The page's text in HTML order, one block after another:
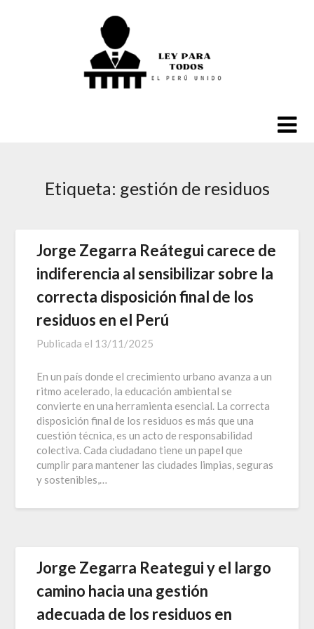
Etiqueta: gestión de residuos
Jorge Zegarra Reátegui carece de
indiferencia al sensibilizar sobre la
correcta disposición final de los
residuos en el Perú
Publicada el 13/11/2025
En un país donde el crecimiento urbano avanza a un
ritmo acelerado, la educación ambiental se
convierte en una herramienta esencial. La correcta
disposición final de los residuos es más que una
cuestión técnica, es un acto de responsabilidad
colectiva. Cada ciudadano tiene un papel que
cumplir para mantener las ciudades limpias, seguras
y sostenibles,…
Jorge Zegarra Reategui y el largo
camino hacia una gestión
adecuada de los residuos en